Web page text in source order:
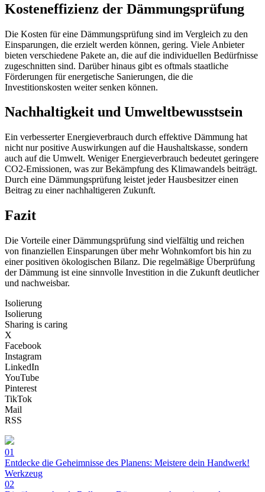
Kosteneffizienz der Dämmungsprüfung
Die Kosten für eine Dämmungsprüfung sind im Vergleich zu den
Einsparungen, die erzielt werden können, gering. Viele Anbieter
bieten verschiedene Pakete an, die auf die individuellen Bedürfnisse
zugeschnitten sind. Darüber hinaus gibt es oftmals staatliche
Förderungen für energetische Sanierungen, die die
Investitionskosten weiter senken können.
Nachhaltigkeit und Umweltbewusstsein
Ein verbesserter Energieverbrauch durch effektive Dämmung hat
nicht nur positive Auswirkungen auf die Haushaltskasse, sondern
auch auf die Umwelt. Weniger Energieverbrauch bedeutet geringere
CO2-Emissionen, was zur Bekämpfung des Klimawandels beiträgt.
Durch eine Dämmungsprüfung leistet jeder Hausbesitzer einen
Beitrag zu einer nachhaltigeren Zukunft.
Fazit
Die Vorteile einer Dämmungsprüfung sind vielfältig und reichen
von finanziellen Einsparungen über mehr Wohnkomfort bis hin zu
einer positiven ökologischen Bilanz. Die regelmäßige Überprüfung
der Dämmung ist eine sinnvolle Investition in die Zukunft deutlicher
und nachweisbar.
Isolierung
Isolierung
Sharing is caring
X
Facebook
Instagram
LinkedIn
YouTube
Pinterest
TikTok
Mail
RSS
01
Entdecke die Geheimnisse des Planens: Meistere dein Handwerk!
Werkzeug
02